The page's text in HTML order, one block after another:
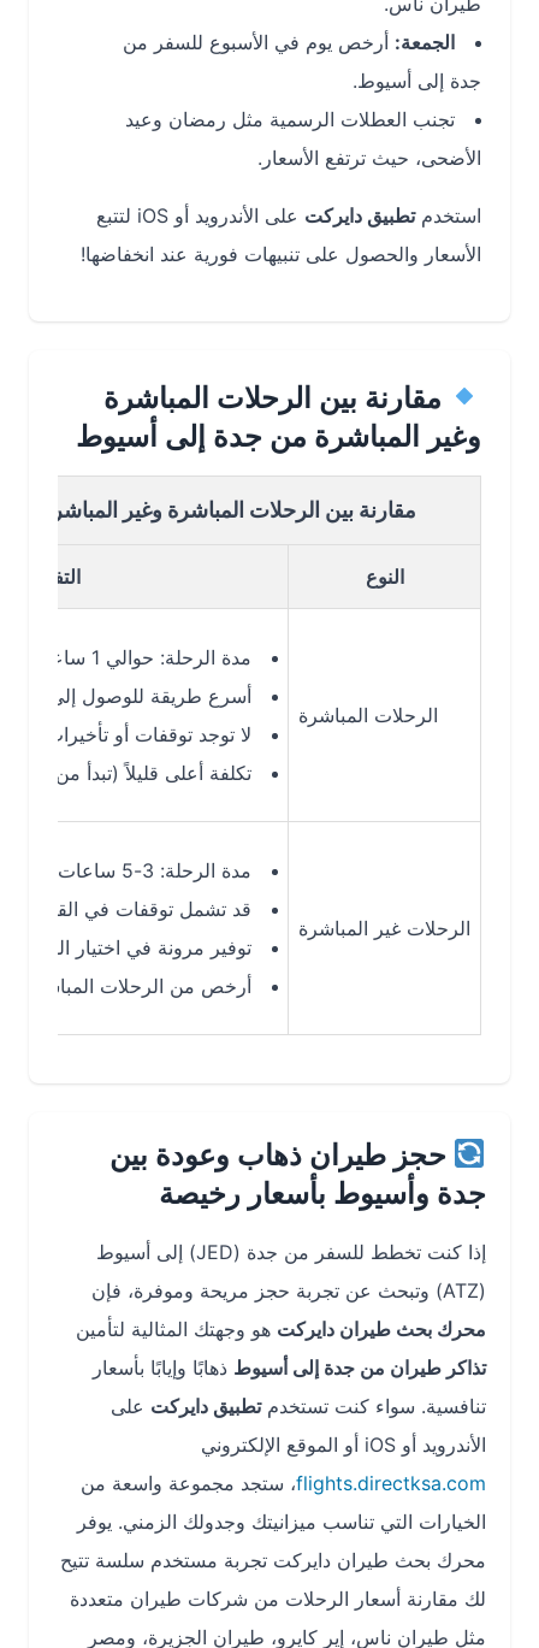
الجمعة:أرخص يوم في الأسبوع للسفر من
جدة إلى أسيوط.
تجنب العطلات الرسمية مثل رمضان وعيد
الأضحى، حيث ترتفع الأسعار.
استخدمتطبيق دايركت
على الأندرويد أو iOS لتتبع
الأسعار والحصول على تنبيهات فورية عند انخفاضها!
مقارنة بين الرحلات المباشرة
وغير المباشرة من جدة إلى أسيوط
مقارنة بين الرحلات المباشرة وغير المباشرة من
التفاصيل
الرحلات المباشرة
مدة الرحلة: حوالي 1 ساعة 45 دقيقة
أسرع طريقة للوصول إلى أسيوط (ATZ)
لا توجد توقفات أو تأخيرات إضافية
تكلفة أعلى قليلاً (تبدأ من 748 ر.س)
الرحلات غير المباشرة
مدة الرحلة: 3-5 ساعات (حسب التوقف)
قد تشمل توقفات في القاهرة أو
توفير مرونة في اختيار الوجهات
أرخص من الرحلات المباشرة (تبدأ من 600
حجز طيران ذهاب وعودة بين
جدة وأسيوط بأسعار رخيصة
إذا كنت تخطط للسفر من جدة (JED) إلى أسيوط
محرك بحث طيران دايركتهو وجهتك المثالية لتأمين
تذاكر طيران من جدة إلى أسيوطذهابًا وإيابًا بأسعار
تنافسية. سواء كنت تستخدمتطبيق دايركتعلى
الأندرويد أو iOS أو الموقع الإلكتروني
flights.directksa.com، ستجد مجموعة واسعة من
الخيارات التي تناسب ميزانيتك وجدولك الزمني. يوفر
محرك بحث طيران دايركت تجربة مستخدم سلسة تتيح
لك مقارنة أسعار الرحلات من شركات طيران متعددة
مثل طيران ناس، إير كايرو، طيران الجزيرة، ومصر